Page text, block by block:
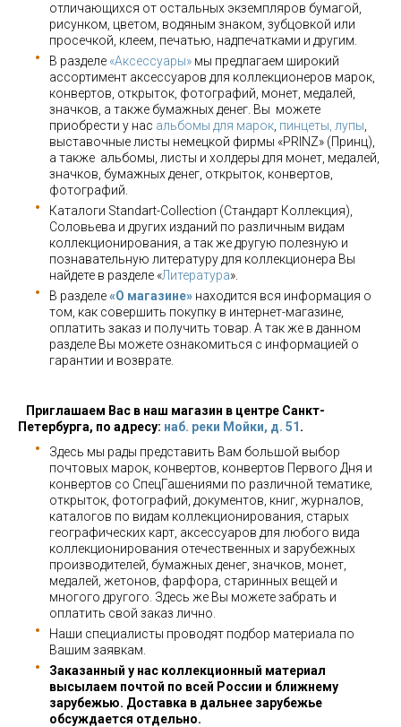
отличающихся от остальных экземпляров бумагой,
рисунком, цветом, водяным знаком, зубцовкой или
просечкой, клеем, печатью, надпечатками и другим.
В разделе «Аксессуары» мы предлагаем широкий
ассортимент аксессуаров для коллекционеров марок,
конвертов, открыток, фотографий, монет, медалей,
значков, а также бумажных денег. Вы можете
приобрести у нас альбомы для марок пинцеты, лупы
выставочные листы немецкой фирмы «PRINZ» (Принц),
а также альбомы, листы и холдеры для монет, медалей,
значков, бумажных денег, открыток, конвертов,
фотографий.
Каталоги Standart-Collection (Стандарт Коллекция),
Соловьева и других изданий по различным видам
коллекционирования, а так же другую полезную и
познавательную литературу для коллекционера Вы
найдете в разделе «Литература».
В разделе«О магазине» находится вся информация о
том, как совершить покупку в интернет-магазине,
оплатить заказ и получить товар. А так же в данном
разделе Вы можете ознакомиться с информацией о
гарантии и возврате.
Приглашаем Вас в наш магазин в центре Санкт-
Петербурга, по адресу: наб. реки Мойки, д. 51 .
Здесь мы рады представить Вам большой выбор
почтовых марок, конвертов, конвертов Первого Дня и
конвертов со СпецГашениями по различной тематике,
открыток, фотографий, документов, книг, журналов,
каталогов по видам коллекционирования, старых
географических карт, аксессуаров для любого вида
коллекционирования отечественных и зарубежных
производителей, бумажных денег, значков, монет,
медалей, жетонов, фарфора, старинных вещей и
многого другого. Здесь же Вы можете забрать и
оплатить свой заказ лично.
Наши специалисты проводят подбор материала по
Вашим заявкам.
Заказанный у нас коллекционный материал
высылаем почтой по всей России и ближнему
зарубежью. Доставка в дальнее зарубежье
обсуждается отдельно.